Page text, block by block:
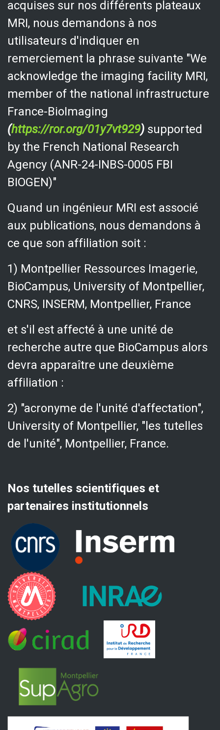
acquises sur nos différents plateaux
MRI, nous demandons à nos
utilisateurs d'indiquer en
remerciement la phrase suivante "We
acknowledge the imaging facility MRI,
member of the national infrastructure
France-BioImaging
(https://ror.org/01y7vt929)supported
by the French National Research
Agency (ANR-24-INBS-0005 FBI
BIOGEN)"
Quand un ingénieur MRI est associé
aux publications, nous demandons à
ce que son affiliation soit :
1) Montpellier Ressources Imagerie,
BioCampus, University of Montpellier,
CNRS, INSERM, Montpellier, France
et s'il est affecté à une unité de
recherche autre que BioCampus alors
devra apparaître une deuxième
affiliation :
2) "acronyme de l'unité d'affectation",
University of Montpellier, "les tutelles
de l'unité", Montpellier, France.
Nos tutelles scientifiques et
partenaires institutionnels